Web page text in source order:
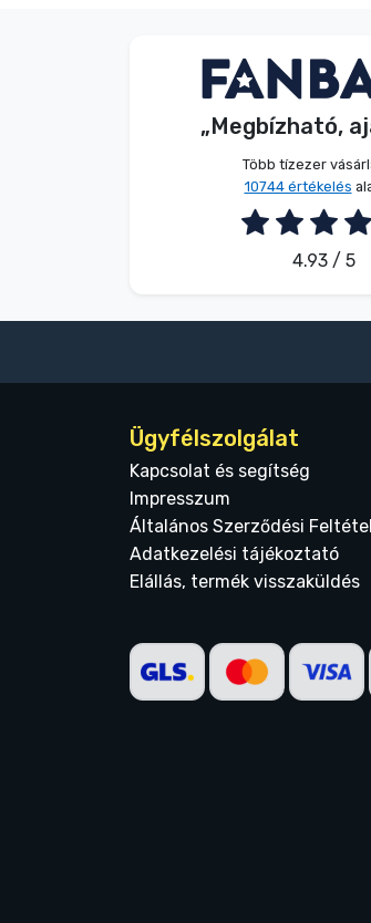
„Megbízható,
Több tízezer
10744 értékelés
4.93 / 5
Név nélkül
2026. 08. 07.
Ügyfélszolgálat
Kapcsolat és segítség
Impresszum
Általános Szerződési
Adatkezelési tájékoztató
Elállás, termék visszaküldés